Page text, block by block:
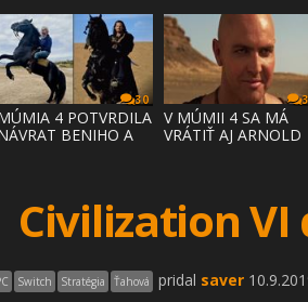
30
4 POTVRDILA
BENIHO A
V MÚMII 4 SA MÁ
VRÁTIŤ AJ ARNOLD
Civilization VI
Switch Stratégia Ťahová pridal saver